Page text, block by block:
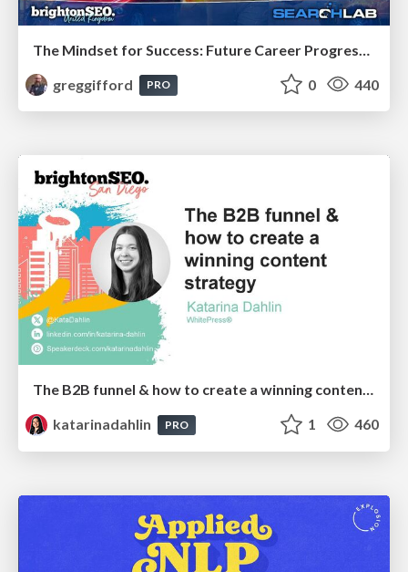
greggifford
PRO 0 440
The B2B funnel & how to create a winning content strategy
katarinadahlin
PRO 1 460